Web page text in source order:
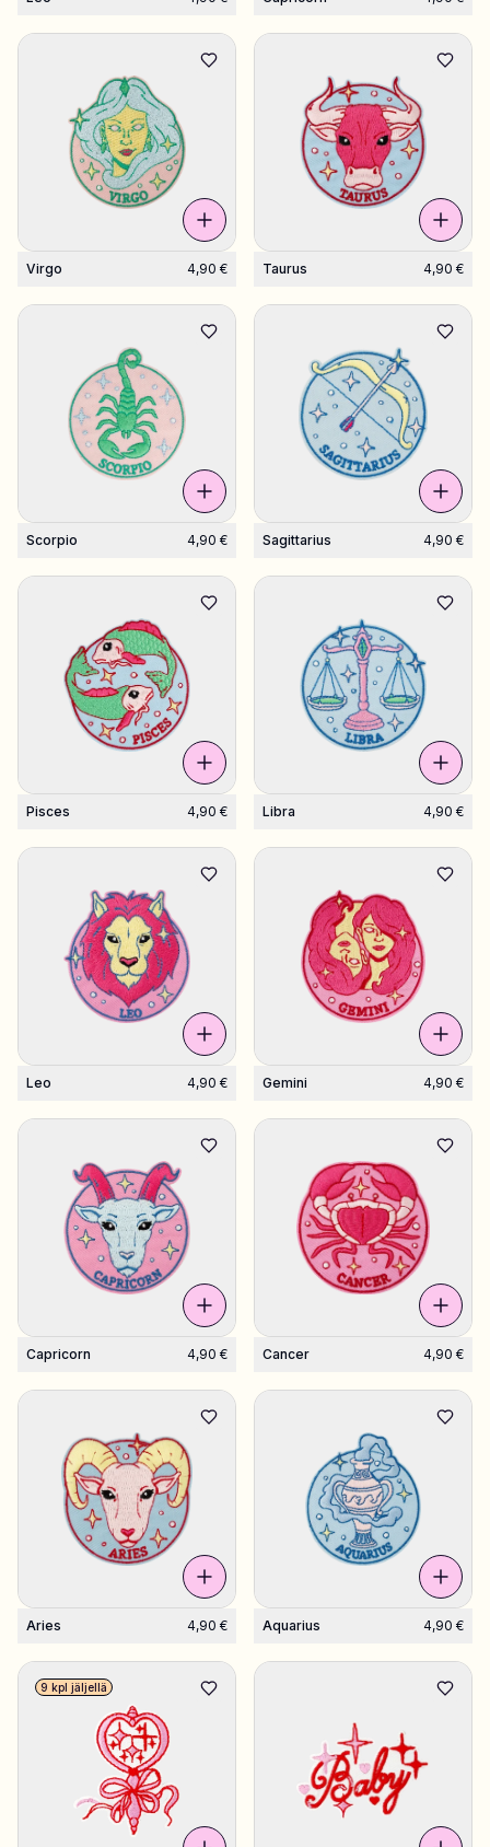
Virgo 4,90 € Taurus 4,90 €
Scorpio 4,90 € Sagittarius 4,90 €
Pisces 4,90 € Libra 4,90 €
Leo 4,90 € Gemini 4,90 €
Capricorn 4,90 € Cancer 4,90 €
Aries 4,90 € Aquarius 4,90 €
9 kpl jäljellä